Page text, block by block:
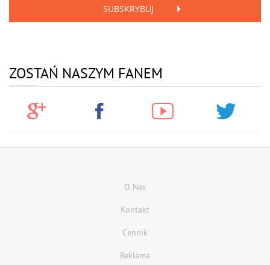
SUBSKRYBUJ
ZOSTAŃ NASZYM FANEM
O Nas
Kontakt
Cennik
Reklama